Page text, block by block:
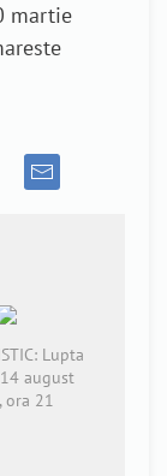
martie
Lupta
august
ora 21